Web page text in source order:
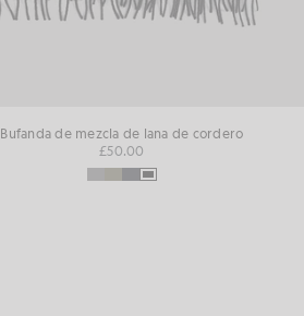
Bufanda de mezcla de lana de cordero
£50.00